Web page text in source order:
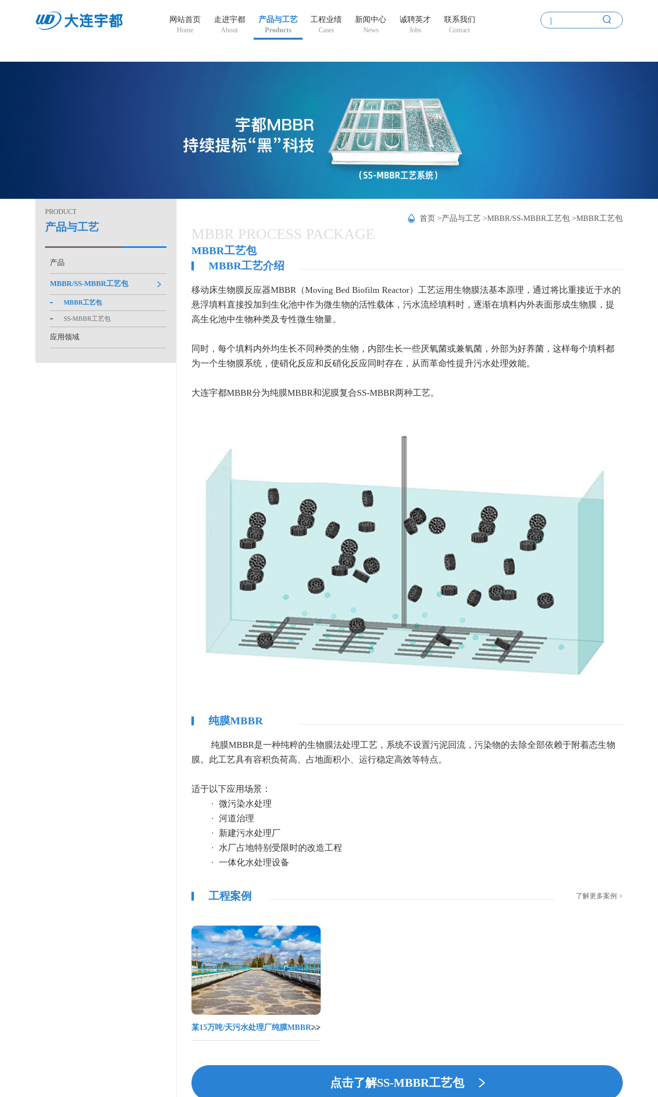
网站首页
Home
走进宇都
About
产品与工艺
Products
工程业绩
Cases
新闻中心
News Jobs
诚聘英才
Contact
联系我们
PRODUCT
产品与工艺
产品
MBBR/SS-MBBR工艺包
MBBR工艺包
SS-MBBR工艺包
应用领域
首页 >产品与工艺 >MBBR/SS-MBBR工艺包 >MBBR工艺包
MBBR PROCESS PACKAGE
MBBR工艺包
MBBR工艺介绍
移动床生物膜反应器MBBR（Moving Bed Biofilm Reactor）工艺运用生物膜法基本原理，通过将比重接近于水的
悬浮填料直接投加到生化池中作为微生物的活性载体，污水流经填料时，逐渐在填料内外表面形成生物膜，提
高生化池中生物种类及专性微生物量。
同时，每个填料内外均生长不同种类的生物，内部生长一些厌氧菌或兼氧菌，外部为好养菌，这样每个填料都
为一个生物膜系统，使硝化反应和反硝化反应同时存在，从而革命性提升污水处理效能。
大连宇都MBBR分为纯膜MBBR和泥膜复合SS-MBBR两种工艺。
纯膜MBBR
纯膜MBBR是一种纯粹的生物膜法处理工艺，系统不设置污泥回流，污染物的去除全部依赖于附着态生物
膜。此工艺具有容积负荷高、占地面积小、运行稳定高效等特点。
适于以下应用场景：
· 微污染水处理
· 河道治理
· 新建污水处理厂
· 水厂占地特别受限时的改造工程
· 一体化水处理设备
工程案例 了解更多案例 >
某15万吨/天污水处理厂纯膜MBBR工
>>
点击了解SS-MBBR工艺包